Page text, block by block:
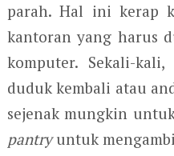
parah. Hal ini kerap
kantoran yang harus
komputer. Sekali-
duduk kembali atau
sejenak mungkin
pantryuntuk